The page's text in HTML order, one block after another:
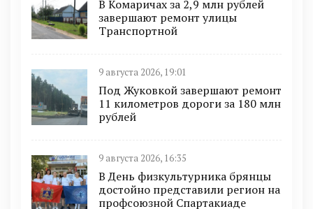
В Комаричах за 2,9 млн рублей
завершают ремонт улицы
Транспортной
9 августа 2026, 19:01
Под Жуковкой завершают ремонт
11 километров дороги за 180 млн
рублей
9 августа 2026, 16:35
В День физкультурника брянцы
достойно представили регион на
профсоюзной Спартакиаде